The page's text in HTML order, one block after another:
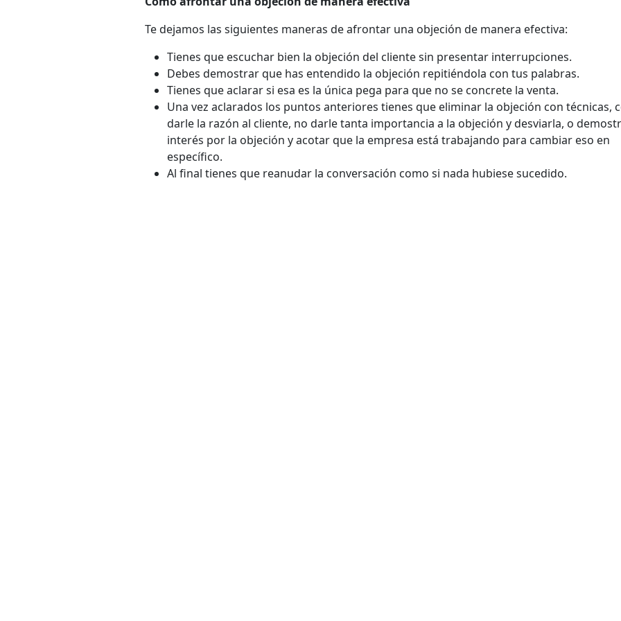
Te dejamos las siguientes maneras de afrontar una objeción de manera efectiva:
Tienes que escuchar bien la objeción del cliente sin presentar interrupciones.
Debes demostrar que has entendido la objeción repitiéndola con tus palabras.
Tienes que aclarar si esa es la única pega para que no se concrete la venta.
Una vez aclarados los puntos anteriores tienes que eliminar la objeción con técnicas,
darle la razón al cliente, no darle tanta importancia a la objeción y desviarla, o
interés por la objeción y acotar que la empresa está trabajando para cambiar eso en
específico.
Al final tienes que reanudar la conversación como si nada hubiese sucedido.